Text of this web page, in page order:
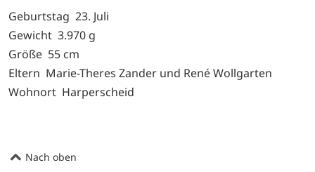
Geburtstag 23. Juli
Gewicht 3.970 g
Größe 55 cm
Eltern Marie-Theres Zander und René Wollgarten
Wohnort Harperscheid
Nach oben